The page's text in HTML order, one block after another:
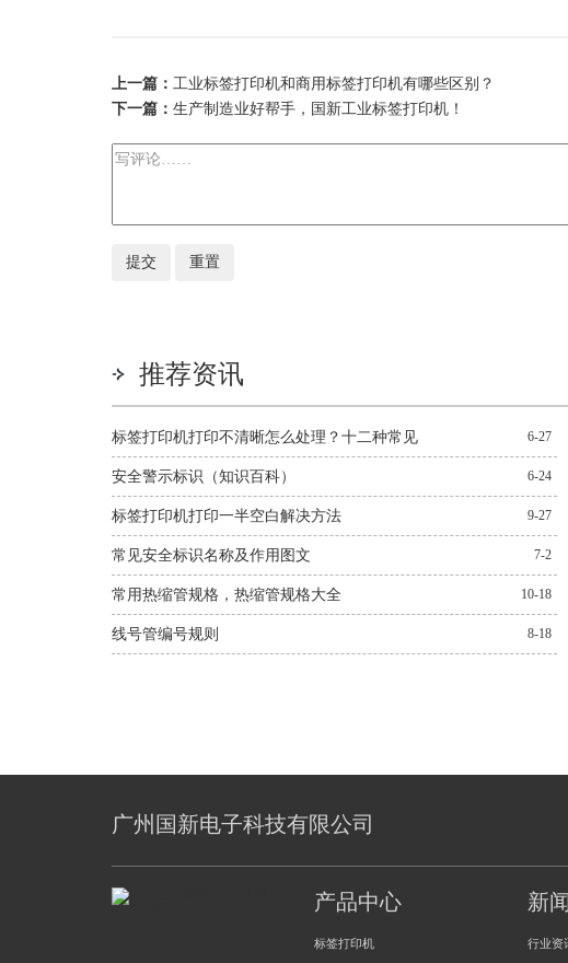
上一篇： 工业标签打印机和商用标签打印机有哪些区别？
下一篇： 生产制造业好帮手，国新工业标签打印机！
推荐资讯
标签打印机打印不清晰怎么处理？十二种常见
问题解决方法
6-27
安全警示标识（知识百科） 6-24
标签打印机打印一半空白解决方法 9-27
常见安全标识名称及作用图文 7-2
常用热缩管规格，热缩管规格大全 10-18
线号管编号规则 8-18
广州国新电子科技有限公司
产品中心
标签打印机
新
行业资